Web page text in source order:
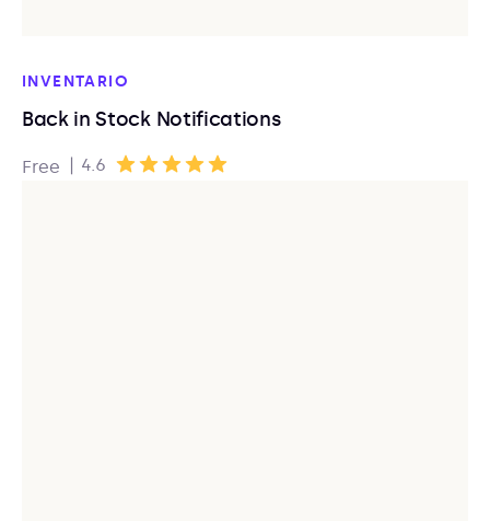
INVENTARIO
Back in Stock Notifications
Free | 4.6